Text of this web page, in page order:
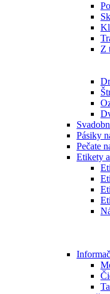
Z
Pásiky
Pečate
Etikety